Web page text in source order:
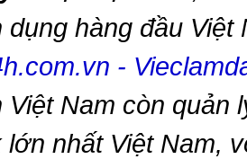
dụng hàng đầu
-
Việt Nam còn quản
lớn nhất Việt Nam,